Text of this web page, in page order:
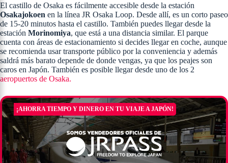
El castillo de Osaka es fácilmente accesible desde la estación
Osakajokoen en la línea JR Osaka Loop. Desde allí, es un corto paseo
de 15-20 minutos hasta el castillo. También puedes llegar desde la
estación Morinomiya, que está a una distancia similar. El parque
cuenta con áreas de estacionamiento si decides llegar en coche, aunque
se recomienda usar transporte público por la conveniencia​ y además
saldrá más barato depende de donde vengas, ya que los peajes son
caros en Japón. También es posible llegar desde uno de los 2
aeropuertos de Osaka.
¡AHORRA TIEMPO Y DINERO EN TU VIAJE A JAPÓN!